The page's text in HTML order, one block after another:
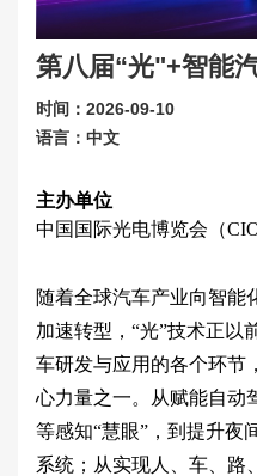
下载中心
联系我们
关于展会
第八届“光"+智能
时间：2026-09-10
语言：中文
主办单位
中国国际光电博览会（
随着全球汽车产业向智能
加速转型，“光”技术正以
车研发与应用的各个环节
心力量之一。从赋能自动
等感知“慧眼”，到提升夜
系统；从实现人、车、路